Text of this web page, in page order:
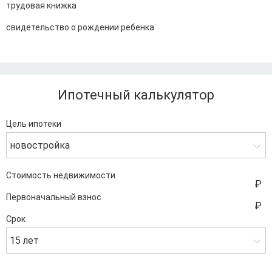
трудовая книжка
свидетельство о рождении ребенка
Ипотечный калькулятор
Цель ипотеки
новостройка
Стоимость недвижимости
Первоначальный взнос
Срок
15 лет